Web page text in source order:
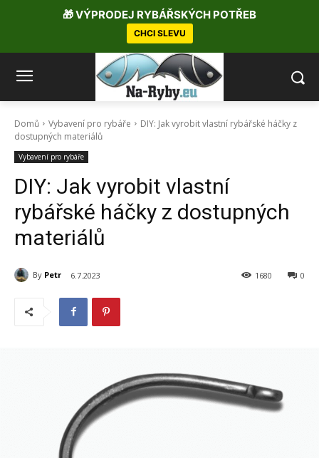
Domů Vybavení pro rybáře
DIY: Jak vyrobit vlastní rybářské háčky z
dostupných materiálů
Vybavení pro rybáře
DIY: Jak vyrobit vlastní
rybářské háčky z dostupných
materiálů
By Petr 6.7.2023 0
1680
🎁 VÝPRODEJ RYBÁŘSKÝCH POTŘEB
CHCI SLEVU